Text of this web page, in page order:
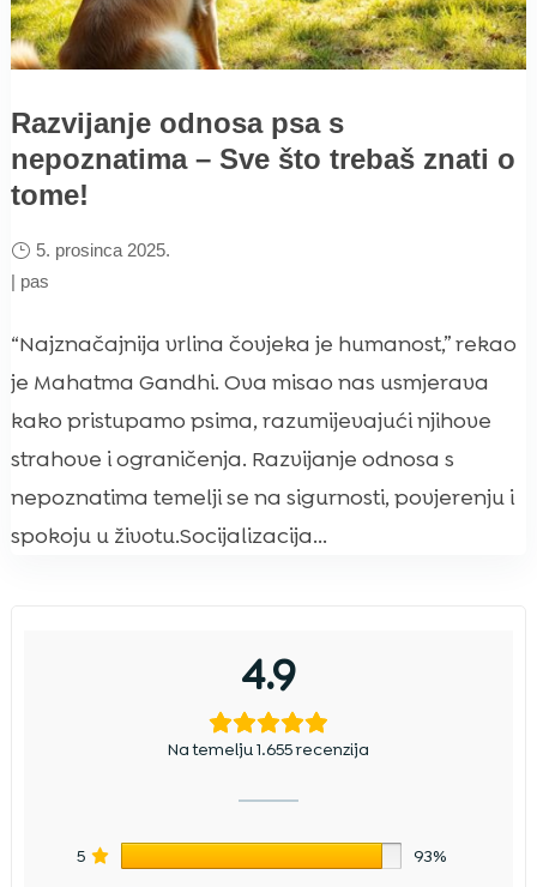
Razvijanje odnosa psa s
nepoznatima – Sve što trebaš znati o
tome!
5. prosinca 2025.
| pas
“Najznačajnija vrlina čovjeka je humanost,” rekao
je Mahatma Gandhi. Ova misao nas usmjerava
kako pristupamo psima, razumijevajući njihove
strahove i ograničenja. Razvijanje odnosa s
nepoznatima temelji se na sigurnosti, povjerenju i
spokoju u životu.Socijalizacija...
4.9
Na temelju 1.655 recenzija
5 93%